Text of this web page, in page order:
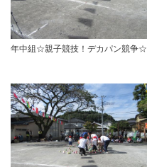
年中組☆親子競技！デカパン競争☆